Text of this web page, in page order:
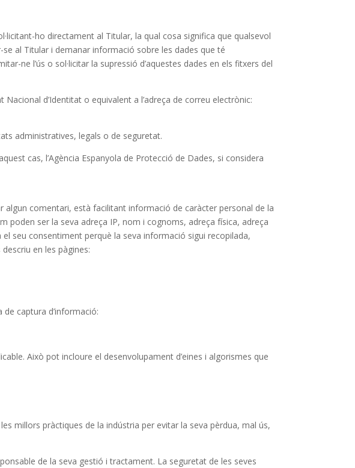
ho directament al Titular, la qual cosa significa que qualsevol
al Titular i demanar informació sobre les dades que té
ne l’ús o sol·licitar la supressió d’aquestes dades en els fitxers del
d’Identitat o equivalent a l’adreça de correu electrònic:
administratives, legals o de seguretat.
cas, l’Agència Espanyola de Protecció de Dades, si considera
algun comentari, està facilitant informació de caràcter personal de la
poden ser la seva adreça IP, nom i cognoms, adreça física, adreça
seu consentiment perquè la seva informació sigui recopilada,
en les pàgines:
captura d’informació:
Això pot incloure el desenvolupament d’eines i algorismes que
millors pràctiques de la indústria per evitar la seva pèrdua, mal ús,
de la seva gestió i tractament. La seguretat de les seves